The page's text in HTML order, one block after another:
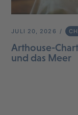
JULI 20, 2026
Arthouse-
und das Meer